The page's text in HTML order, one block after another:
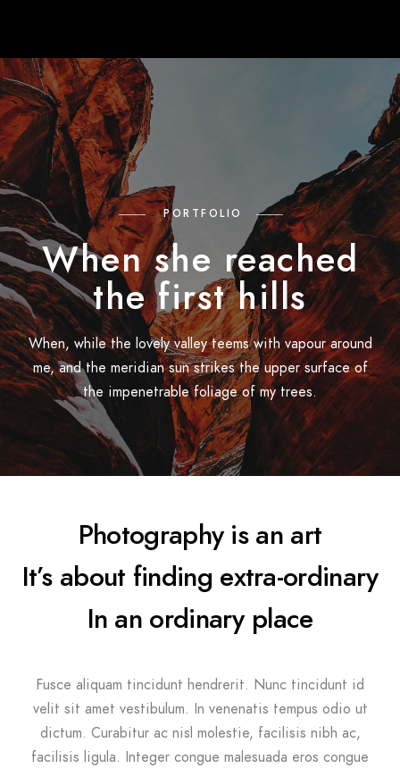
PORTFOLIO
When she reached
the first hills
When, while the lovely valley teems with vapour around
me, and the meridian sun strikes the upper surface of
the impenetrable foliage of my trees.
Photography is an art
It’s about finding extra-ordinary
In an ordinary place
Fusce aliquam tincidunt hendrerit. Nunc tincidunt id
velit sit amet vestibulum. In venenatis tempus odio ut
dictum. Curabitur ac nisl molestie, facilisis nibh ac,
facilisis ligula. Integer congue malesuada eros congue